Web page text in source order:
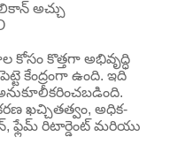
అచ్చు
కోసం కొత్తగా అభివృద్ధి
కేంద్రంగా ఉంది. ఇది
ఖచ్చితత్వం, అధిక-
ఫ్లేమ్ రిటార్డెంట్ మరియు